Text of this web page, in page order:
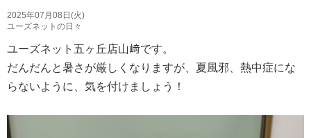
シ
ア
す
2025年07月08日(火)
ユーズネットの日々
ユーズネット五ヶ丘店山﨑です。
だんだんと暑さが厳しくなりますが、夏風邪、熱中症にな
らないように、気を付けましょう！